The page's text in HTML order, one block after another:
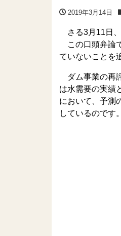
2019年3月14日
さる3月11日、
この口頭弁論
ていないことを
ダム事業の再
は水需要の実績
において、予測
しているのです。